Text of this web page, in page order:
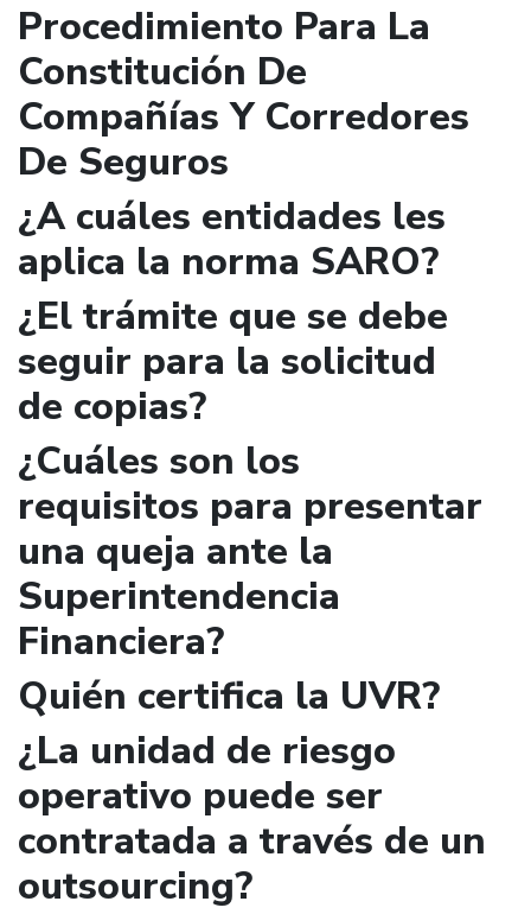
Procedimiento Para La
Constitución De
Compañías Y Corredores
De Seguros
¿A cuáles entidades les
aplica la norma SARO?
¿El trámite que se debe
seguir para la solicitud
de copias?
¿Cuáles son los
requisitos para presentar
una queja ante la
Superintendencia
Financiera?
Quién certifica la UVR?
¿La unidad de riesgo
operativo puede ser
contratada a través de un
outsourcing?